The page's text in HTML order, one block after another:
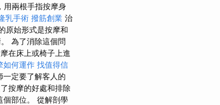
用兩根手指按摩身
乳手術 撥筋創業 治
原始形式是按摩和
為了消除這個問
在床上或椅子上進
如何運作 找值得信
一定要了解客人的
按摩的好處和排除
個部位。 從解剖學